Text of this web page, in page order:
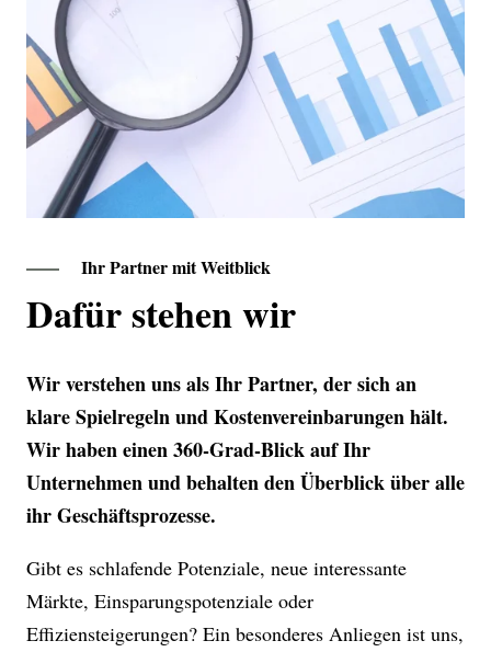
Ihr Partner mit Weitblick
Dafür stehen wir
Wir verstehen uns als Ihr Partner, der sich an
klare Spielregeln und Kostenvereinbarungen hält.
Wir haben einen 360-Grad-Blick auf Ihr
Unternehmen und behalten den Überblick über alle
ihr Geschäftsprozesse.
Gibt es schlafende Potenziale, neue interessante
Märkte, Einsparungspotenziale oder
Effiziensteigerungen? Ein besonderes Anliegen ist uns,